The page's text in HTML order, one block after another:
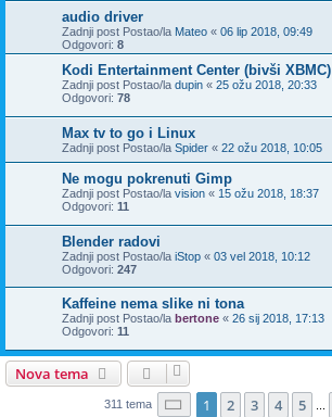
audio driver
Zadnji post Postao/la Mateo « 06 lip 2018, 09:49
Odgovori: 8
Kodi Entertainment Center (bivši XBMC)
Zadnji post Postao/la dupin « 25 ožu 2018, 20:33
Odgovori: 78
Max tv to go i Linux
Zadnji post Postao/la Spider « 22 ožu 2018, 10:05
Ne mogu pokrenuti Gimp
Zadnji post Postao/la vision « 15 ožu 2018, 18:37
Odgovori: 11
Blender radovi
Zadnji post Postao/la iStop « 03 vel 2018, 10:12
Odgovori: 247
Kaffeine nema slike ni tona
Zadnji post Postao/la bertone « 26 sij 2018, 17:13
Odgovori: 11
Nova tema
311 tema Stranica: 1/ 13.
1 2 3 4 5